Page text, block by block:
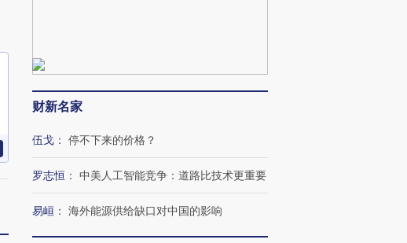
财新名家
伍戈 ： 停不下来的价格？
罗志恒 ： 中美人工智能竞争：道路比技术更重要
易峘 ： 海外能源供给缺口对中国的影响